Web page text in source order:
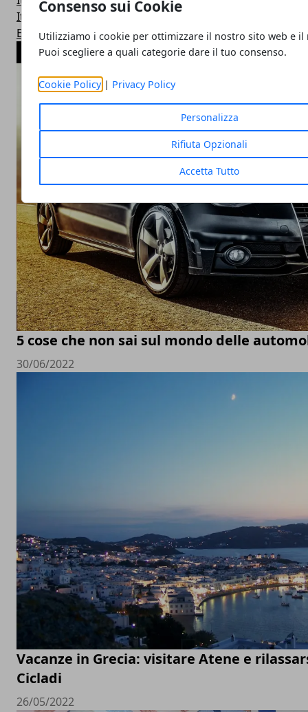
Consenso sui Cookie
Utilizziamo i cookie per ottimizzare il nostro sito web e il
Puoi scegliere a quali categorie dare il tuo consenso.
Cookie Policy| Privacy Policy
Personalizza
Rifiuta Opzionali
Accetta Tutto
Italia
Estero
ARTICOLI POPOLARI
5 cose che non sai sul mondo delle
30/06/2022
Vacanze in Grecia: visitare Atene e
Cicladi
26/05/2022